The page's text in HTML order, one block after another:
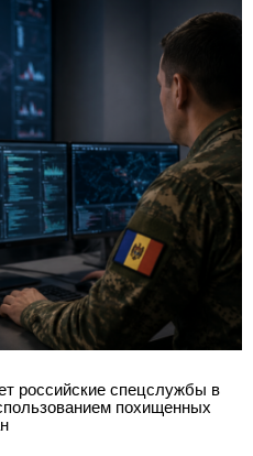
российские спецслужбы в
похищенных